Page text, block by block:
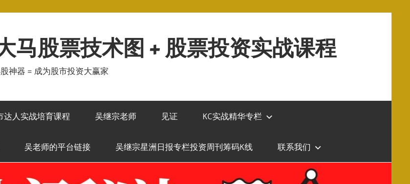
马股票技术图 + 股票投资实战课程
神器 = 成为股市投资大赢家
达人实战培育课程 吴继宗老师 见证 KC实战精华专栏
吴老师的平台链接 吴继宗星洲日报专栏投资周刊筹码K线 联系我们